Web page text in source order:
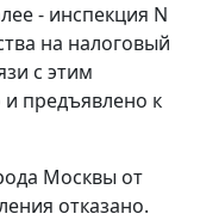
- инспекция N
на налоговый
с этим
предъявлено к
Москвы от
отказано.